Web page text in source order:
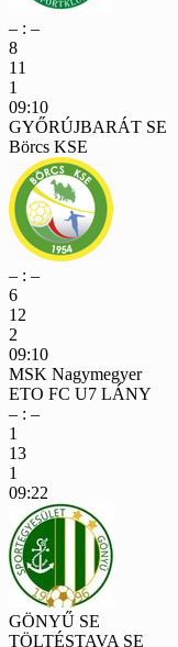
– : –
8
11
1
09:10
GYŐRÚJBARÁT SE
Börcs KSE
– : –
6
12
2
09:10
MSK Nagymegyer
ETO FC U7 LÁNY
– : –
1
13
1
09:22
GÖNYŰ SE
TÖLTÉSTAVA SE